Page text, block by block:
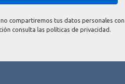
compartiremos tus datos personales con
consulta las políticas de privacidad.